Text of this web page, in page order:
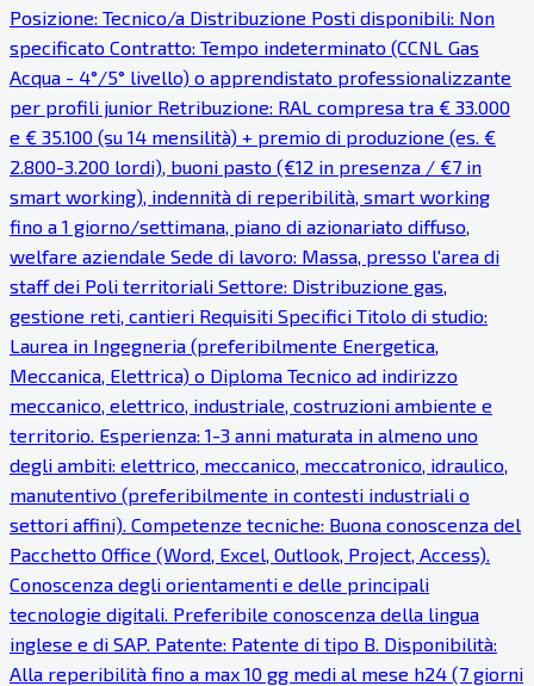
Posizione: Tecnico/a Distribuzione Posti disponibili: Non
specificato Contratto: Tempo indeterminato (CCNL Gas
Acqua - 4°/5° livello) o apprendistato professionalizzante
per profili junior Retribuzione: RAL compresa tra € 33.000
e € 35.100 (su 14 mensilità) + premio di produzione (es. €
2.800-3.200 lordi), buoni pasto (€12 in presenza / €7 in
smart working), indennità di reperibilità, smart working
fino a 1 giorno/settimana, piano di azionariato diffuso,
welfare aziendale Sede di lavoro: Massa, presso l'area di
staff dei Poli territoriali Settore: Distribuzione gas,
gestione reti, cantieri Requisiti Specifici Titolo di studio:
Laurea in Ingegneria (preferibilmente Energetica,
Meccanica, Elettrica) o Diploma Tecnico ad indirizzo
meccanico, elettrico, industriale, costruzioni ambiente e
territorio. Esperienza: 1-3 anni maturata in almeno uno
degli ambiti: elettrico, meccanico, meccatronico, idraulico,
manutentivo (preferibilmente in contesti industriali o
settori affini). Competenze tecniche: Buona conoscenza del
Pacchetto Office (Word, Excel, Outlook, Project, Access).
Conoscenza degli orientamenti e delle principali
tecnologie digitali. Preferibile conoscenza della lingua
inglese e di SAP. Patente: Patente di tipo B. Disponibilità:
Alla reperibilità fino a max 10 gg medi al mese h24 (7 giorni